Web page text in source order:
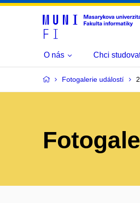
O nás Chci
Fotogalerie událostí